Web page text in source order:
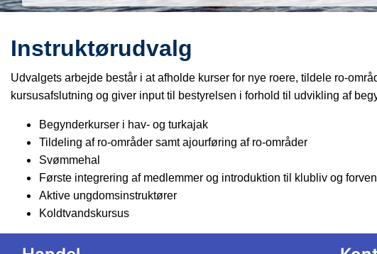
Instruktørudvalg
Udvalgets arbejde består i at afholde kurser for nye roere, tildele ro-
kursusafslutning og giver input til bestyrelsen i forhold til udvikling af
Begynderkurser i hav- og turkajak
Tildeling af ro-områder samt ajourføring af ro-områder
Svømmehal
Første integrering af medlemmer og introduktion til klubliv og
Aktive ungdomsinstruktører
Koldtvandskursus